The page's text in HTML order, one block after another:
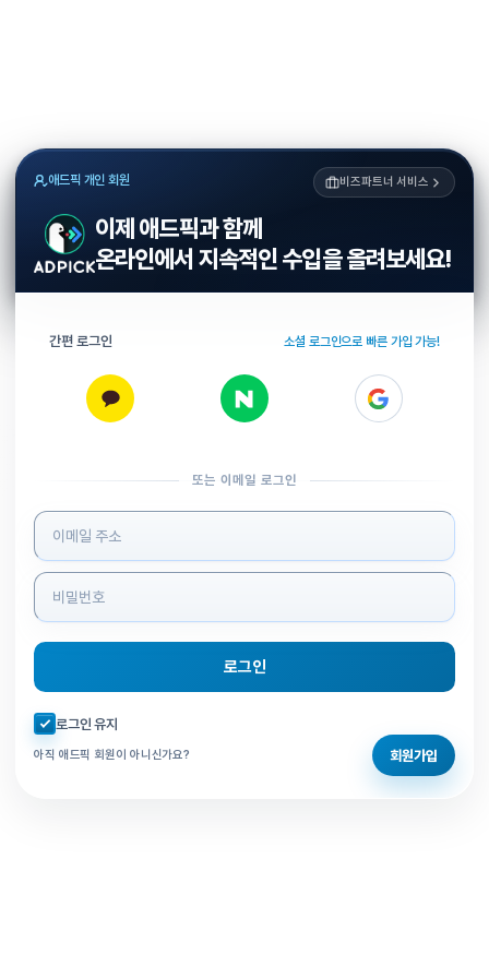
애드픽 개인 회원 비즈파트너 서비스
이제 애드픽과 함께
온라인에서 지속적인 수입을 올려보세요!
간편 로그인 소셜 로그인으로 빠른 가입 가능!
또는 이메일 로그인
로그인 정보 입력
로그인
자동로그인 체크
로그인 유지
아직 애드픽 회원이 아니신가요? 회원가입